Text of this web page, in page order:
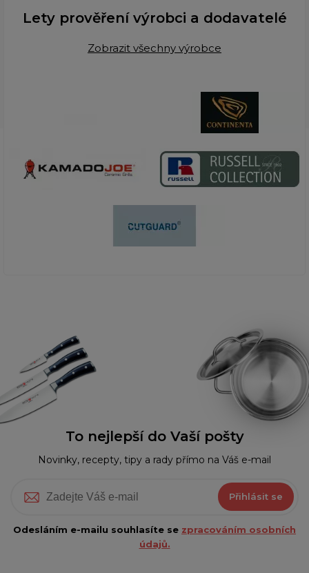
Lety prověření výrobci a dodavatelé
Zobrazit všechny výrobce
To nejlepší do Vaší pošty
Novinky, recepty, tipy a rady přímo na Váš e-mail
Přihlásit se
Odesláním e-mailu souhlasíte se zpracováním osobních
údajů.